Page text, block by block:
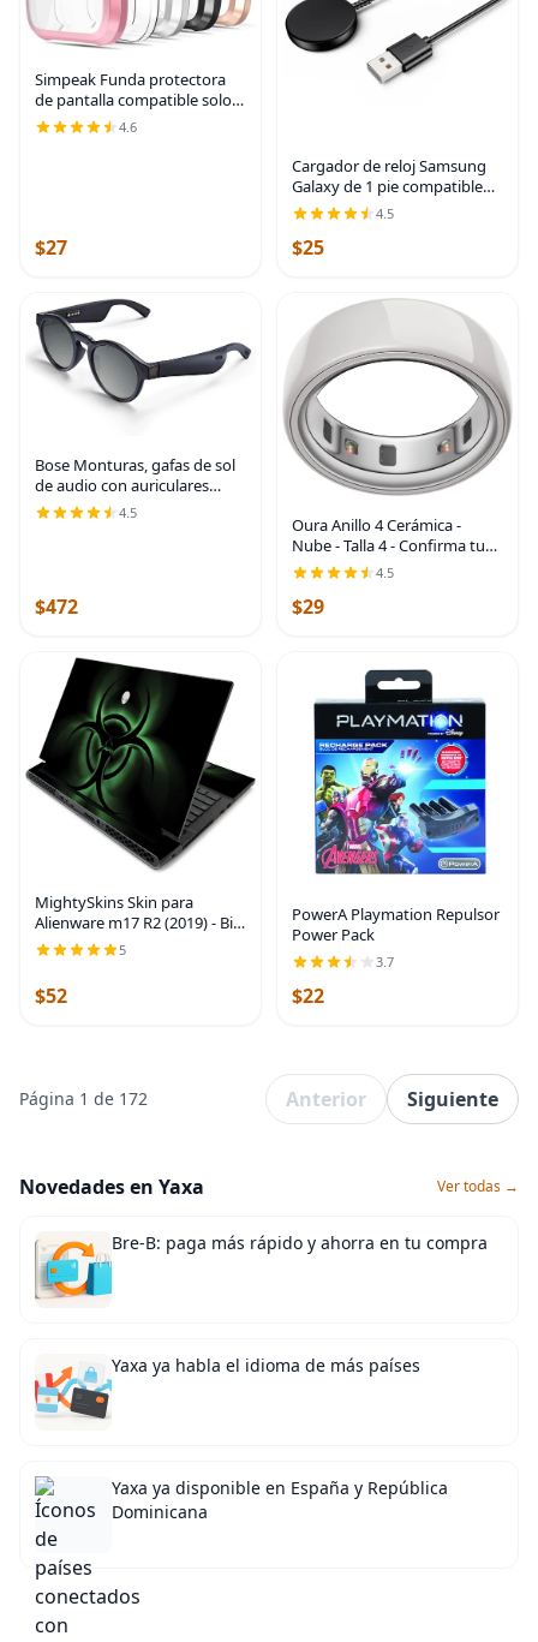
Simpeak Funda protectora
de pantalla compatible solo
con Fitbit Versa Lite, 5
4.6
$27
Cargador de reloj Samsung
Galaxy de 1 pie compatible
con Watch 8/8 Classic | Para
Samsung Watch Ultra/7/6/6
Classic/5/5 Pro/4/4
4.5
$25
Bose Monturas, gafas de sol
de audio con auriculares
abiertos, Rondo, negro con
conectividad Bluetooth,
4.5
$472
Oura Anillo 4 Cerámica -
Nube - Talla 4 - Confirma tu
talla antes de realizar la
compra
4.5
$29
MightySkins Skin para
Alienware m17 R2 (2019) - Bio
Glare | Cubierta protectora
Fácil de aplicar, quitar y
cambiar de
5
$52
PowerA Playmation Repulsor
Power Pack
3.7
$22
Página 1 de 172 Anterior Siguiente
Novedades en Yaxa Ver todas →
Bre-B: paga más rápido y ahorra en tu compra
Yaxa ya habla el idioma de más países
Yaxa ya disponible en España y República
Dominicana